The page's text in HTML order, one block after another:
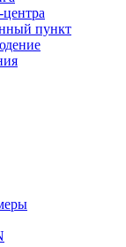
пункт